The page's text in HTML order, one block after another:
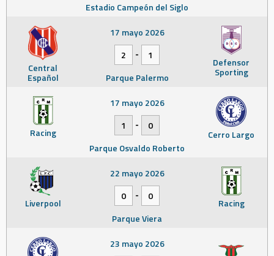
Estadio Campeón del Siglo
Central
Español
Defensor
Sporting
17 mayo 2026
2
-
1
Parque Palermo
Racing Cerro Largo
17 mayo 2026
1
-
0
Parque Osvaldo Roberto
Liverpool Racing
22 mayo 2026
0
-
0
Parque Viera
23 mayo 2026